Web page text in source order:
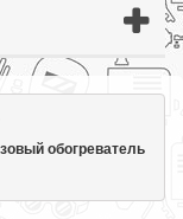
обогреватель